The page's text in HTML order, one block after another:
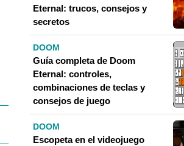
Eternal: trucos, consejos y
secretos
DOOM
Guía completa de Doom
Eternal: controles,
combinaciones de teclas y
consejos de juego
DOOM
Escopeta en el videojuego